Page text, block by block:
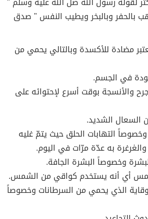
بالحفر وبالبخر ويطيب النفس " صدق
مضادة للأكسدة وبالتالي يحمي من
في الجسم.
والأنسجة بوقت أسرع لإحتوائه على
السعال الشديد.
التهابات الحلق حيث يتمّ غليه
والغرغرة به عدّة مرّات في اليوم.
وخصوصاً البشرة الجافة.
أي أنه يستخدم كواقي من الشمس.
الذي يحمي من السرطانات وخصوصاً